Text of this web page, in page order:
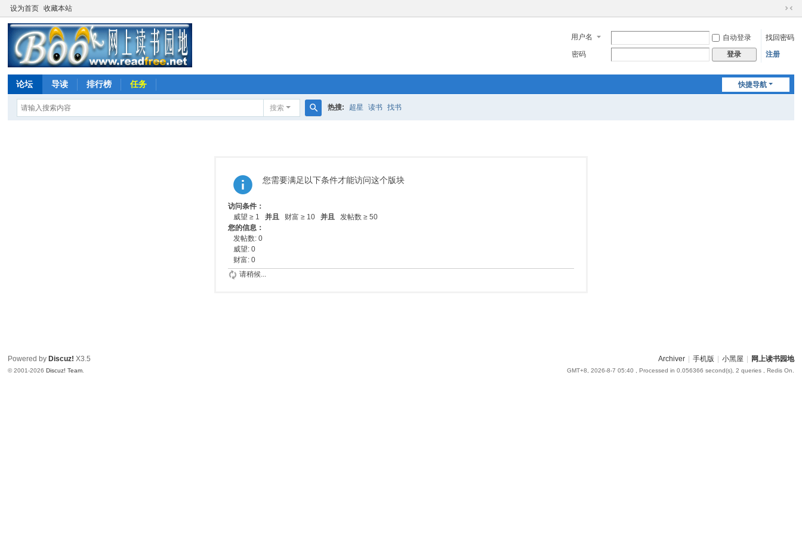
设为首页 收藏本站
切
到
用户名 自动登录
找回密码
密码
登录 注册
快捷导航
论坛 导读 排行榜 任务
搜索 热搜: 超星 读书 找书
您需要满足以下条件才能访问这个版块
访问条件：
威望 ≥ 1 并且财富 ≥ 10 并且发帖数 ≥ 50
您的信息：
发帖数: 0
威望: 0
财富: 0
请稍候...
Archiver 手机版 小黑屋 网上读书园地
GMT+8, 2026-8-7 05:40 , Processed in 0.056366 second(s), 2 queries , Redis On.
Powered by Discuz! X3.5
© 2001-2026Discuz! Team